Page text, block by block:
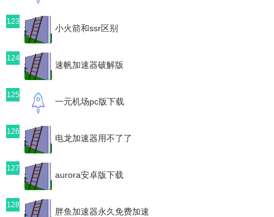
123
小火箭和ssr区别
124
速帆加速器破解版
125
一元机场pc版下载
126
电龙加速器用不了了
127
aurora安卓版下载
128
胖鱼加速器永久免费加速